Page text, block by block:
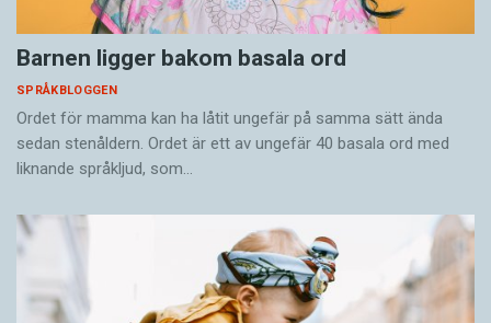
Barnen ligger bakom basala ord
SPRÅKBLOGGEN
Ordet för mamma kan ha låtit ungefär på samma sätt ända
sedan stenåldern. Ordet är ett av ungefär 40 basala ord med
liknande språkljud, som…